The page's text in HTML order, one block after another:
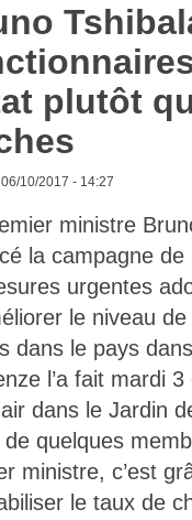
plutôt
10/2017 - 14:27
ministre
la campagne
urgentes
le niveau
dans le pays
l’a fait mardi
dans le Jardin
quelques
ministre, c’est
le taux de